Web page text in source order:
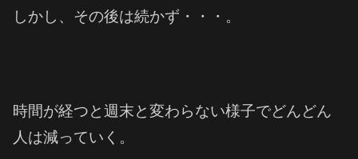
しかし、その後は続かず・・・。
時間が経つと週末と変わらない様子でどんどん
人は減っていく。